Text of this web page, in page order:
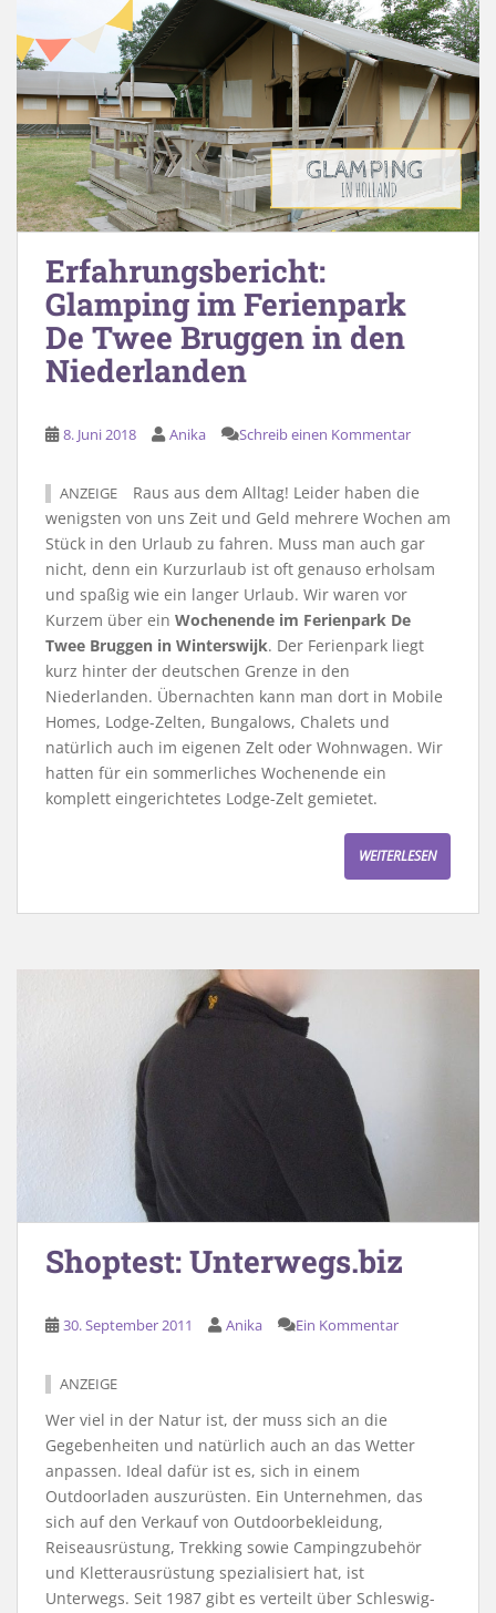
Erfahrungsbericht:
Glamping im Ferienpark
De Twee Bruggen in den
Niederlanden
8. Juni 2018 Anika Schreib einen Kommentar
ANZEIGE
Raus aus dem Alltag! Leider haben die
wenigsten von uns Zeit und Geld mehrere Wochen am
Stück in den Urlaub zu fahren. Muss man auch gar
nicht, denn ein Kurzurlaub ist oft genauso erholsam
und spaßig wie ein langer Urlaub. Wir waren vor
Kurzem über ein Wochenende im Ferienpark De
Twee Bruggen in Winterswijk. Der Ferienpark liegt
kurz hinter der deutschen Grenze in den
Niederlanden. Übernachten kann man dort in Mobile
Homes, Lodge-Zelten, Bungalows, Chalets und
natürlich auch im eigenen Zelt oder Wohnwagen. Wir
hatten für ein sommerliches Wochenende ein
komplett eingerichtetes Lodge-Zelt gemietet.
WEITERLESEN
Shoptest: Unterwegs.biz
30. September 2011 Anika Ein Kommentar
ANZEIGE
Wer viel in der Natur ist, der muss sich an die
Gegebenheiten und natürlich auch an das Wetter
anpassen. Ideal dafür ist es, sich in einem
Outdoorladen auszurüsten. Ein Unternehmen, das
sich auf den Verkauf von Outdoorbekleidung,
Reiseausrüstung, Trekking sowie Campingzubehör
und Kletterausrüstung spezialisiert hat, ist
Unterwegs. Seit 1987 gibt es verteilt über Schleswig-